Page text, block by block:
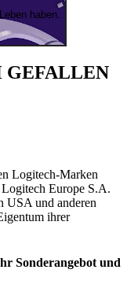
haben.
GEFALLEN
Logitech-Marken
Europe S.A.
USA und anderen
ihrer
Sonderangebot und